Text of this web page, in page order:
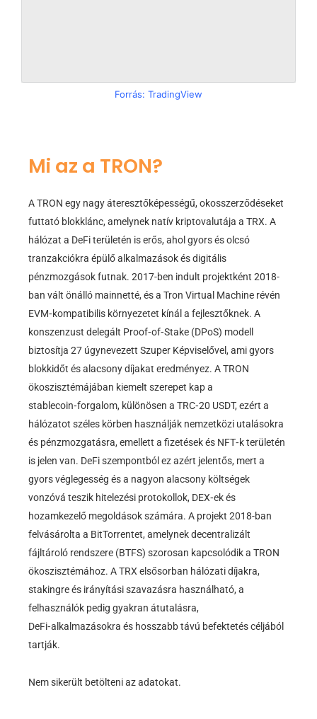
Forrás: TradingView
Mi az a TRON?
A TRON egy nagy áteresztőképességű, okosszerződéseket
futtató blokklánc, amelynek natív kriptovalutája a TRX. A
hálózat a DeFi területén is erős, ahol gyors és olcsó
tranzakciókra épülő alkalmazások és digitális
pénzmozgások futnak. 2017-ben indult projektként 2018-
ban vált önálló mainnetté, és a Tron Virtual Machine révén
EVM‑kompatibilis környezetet kínál a fejlesztőknek. A
konszenzust delegált Proof‑of‑Stake (DPoS) modell
biztosítja 27 úgynevezett Szuper Képviselővel, ami gyors
blokkidőt és alacsony díjakat eredményez. A TRON
ökoszisztémájában kiemelt szerepet kap a
stablecoin‑forgalom, különösen a TRC‑20 USDT, ezért a
hálózatot széles körben használják nemzetközi utalásokra
és pénzmozgatásra, emellett a fizetések és NFT‑k területén
is jelen van. DeFi szempontból ez azért jelentős, mert a
gyors véglegesség és a nagyon alacsony költségek
vonzóvá teszik hitelezési protokollok, DEX‑ek és
hozamkezelő megoldások számára. A projekt 2018-ban
felvásárolta a BitTorrentet, amelynek decentralizált
fájltároló rendszere (BTFS) szorosan kapcsolódik a TRON
ökoszisztémához. A TRX elsősorban hálózati díjakra,
stakingre és irányítási szavazásra használható, a
felhasználók pedig gyakran átutalásra,
DeFi‑alkalmazásokra és hosszabb távú befektetés céljából
tartják.
Nem sikerült betölteni az adatokat.